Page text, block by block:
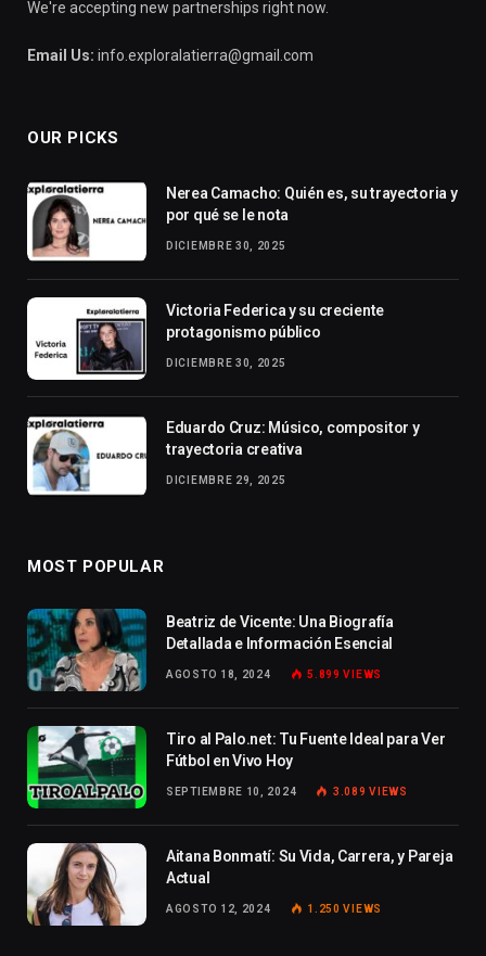
We're accepting new partnerships right now.
Email Us: info.exploralatierra@gmail.com
OUR PICKS
Nerea Camacho: Quién es, su trayectoria y
por qué se le nota
DICIEMBRE 30, 2025
Victoria Federica y su creciente
protagonismo público
DICIEMBRE 30, 2025
Eduardo Cruz: Músico, compositor y
trayectoria creativa
DICIEMBRE 29, 2025
MOST POPULAR
Beatriz de Vicente: Una Biografía
Detallada e Información Esencial
AGOSTO 18, 2024 5.899VIEWS
Tiro al Palo.net: Tu Fuente Ideal para Ver
Fútbol en Vivo Hoy
SEPTIEMBRE 10, 2024 3.089VIEWS
Aitana Bonmatí: Su Vida, Carrera, y Pareja
Actual
AGOSTO 12, 2024 1.250VIEWS